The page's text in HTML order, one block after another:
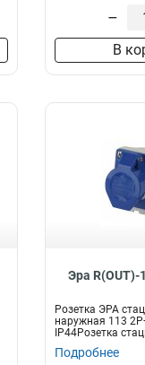
–
В
Эра R(OUT)-
Розетка ЭРА
наружная 113
IP44Розетка
наружная 2Р+РЕ
Подробнее